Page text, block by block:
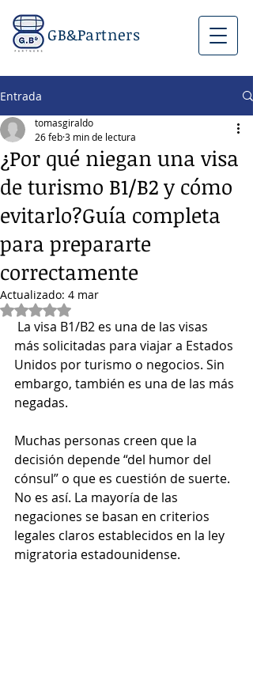
GB&Partners
Entrada
¿Por qué niegan una visa
de turismo B1/B2 y cómo
evitarlo?Guía completa
para prepararte
correctamente
tomasgiraldo
26 feb3 min de lectura
Actualizado: 4 mar
Obtuvo NaN de 5 estrellas.
más solicitadas para viajar a Estados
Unidos por turismo o negocios. Sin
embargo, también es una de las más
negadas.
Muchas personas creen que la
decisión depende “del humor del
cónsul” o que es cuestión de suerte.
No es así. La mayoría de las
negaciones se basan en criterios
legales claros establecidos en la ley
migratoria estadounidense.